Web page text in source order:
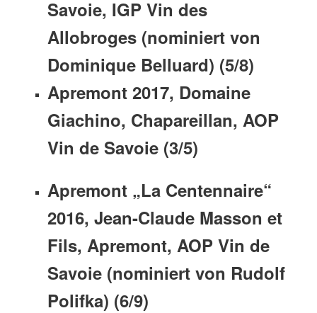
Savoie, IGP Vin des
Allobroges (nominiert von
Dominique Belluard) (5/8)
Apremont 2017, Domaine
Giachino, Chapareillan, AOP
Vin de Savoie (3/5)
Apremont „La Centennaire“
2016, Jean-Claude Masson et
Fils, Apremont, AOP Vin de
Savoie (nominiert von Rudolf
Polifka) (6/9)